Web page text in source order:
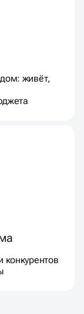
живёт,
конкурентов